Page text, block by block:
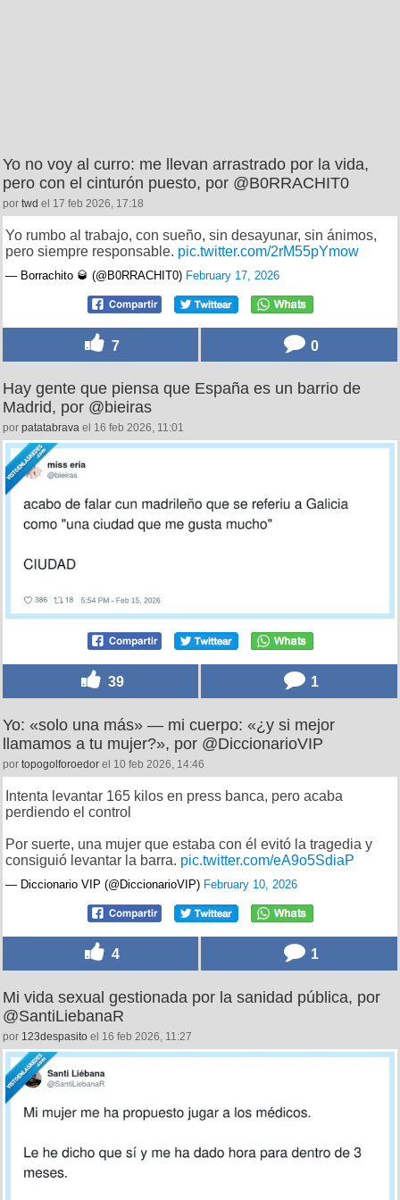
Yo no voy al curro: me llevan arrastrado por la vida,
pero con el cinturón puesto, por @B0RRACHIT0
por twd el 17 feb 2026, 17:18
Yo rumbo al trabajo, con sueño, sin desayunar, sin ánimos,
pero siempre responsable. pic.twitter.com/2rM55pYmow
— Borrachito 🥃 (@B0RRACHIT0) February 17, 2026
7 0
Hay gente que piensa que España es un barrio de
Madrid, por @bieiras
por patatabrava el 16 feb 2026, 11:01
39 1
Yo: «solo una más» — mi cuerpo: «¿y si mejor
llamamos a tu mujer?», por @DiccionarioVIP
por topogolforoedor el 10 feb 2026, 14:46
Intenta levantar 165 kilos en press banca, pero acaba
perdiendo el control
Por suerte, una mujer que estaba con él evitó la tragedia y
consiguió levantar la barra. pic.twitter.com/eA9o5SdiaP
— Diccionario VIP (@DiccionarioVIP) February 10, 2026
4 1
Mi vida sexual gestionada por la sanidad pública, por
@SantiLiebanaR
por 123despasito el 16 feb 2026, 11:27